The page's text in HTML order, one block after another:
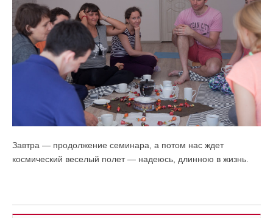
Завтра — продолжение семинара, а потом нас ждет
космический веселый полет — надеюсь, длинною в жизнь.